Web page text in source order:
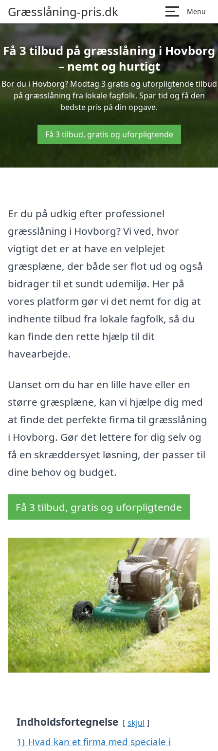
Græsslåning-pris.dk Menu
Få 3 tilbud på græsslåning i Hovborg
– nemt og hurtigt
Bor du i Hovborg? Modtag 3 gratis og uforpligtende tilbud
på græsslåning fra lokale fagfolk. Spar tid og få den
bedste pris på din opgave.
Få 3 tilbud, gratis og uforpligtende
Er du på udkig efter professionel
græsslåning i Hovborg? Vi ved, hvor
vigtigt det er at have en velplejet
græsplæne, der både ser flot ud og også
bidrager til et sundt udemiljø. Her på
vores platform gør vi det nemt for dig at
indhente tilbud fra lokale fagfolk, så du
kan finde den rette hjælp til dit
havearbejde.
Uanset om du har en lille have eller en
større græsplæne, kan vi hjælpe dig med
at finde det perfekte firma til græsslåning
i Hovborg. Gør det lettere for dig selv og
få en skræddersyet løsning, der passer til
dine behov og budget.
Få 3 tilbud, gratis og uforpligtende
Indholdsfortegnelse skjul
1) Hvad kan et firma med speciale i